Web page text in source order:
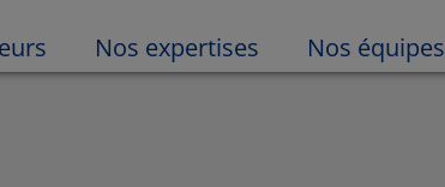
Nos expertises Nos équipes